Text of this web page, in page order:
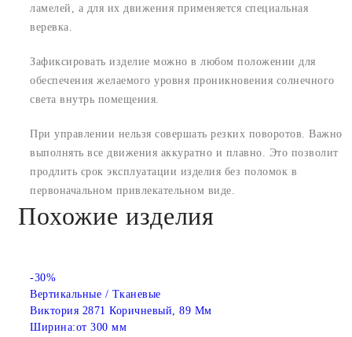
ламелей, а для их движения применяется специальная
веревка.
Зафиксировать изделие можно в любом положении для
обеспечения желаемого уровня проникновения солнечного
света внутрь помещения.
При управлении нельзя совершать резких поворотов. Важно
выполнять все движения аккуратно и плавно. Это позволит
продлить срок эксплуатации изделия без поломок в
первоначальном привлекательном виде.
Похожие изделия
-30%
Вертикальные / Тканевые
Виктория 2871 Коричневый, 89 Мм
Ширина:от 300 мм